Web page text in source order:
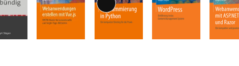
Lange
Beschreibung